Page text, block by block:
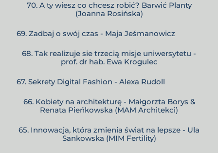
70. A ty wiesz co chcesz robić? Barwić Planty
(Joanna Rosińska)
69. Zadbaj o swój czas - Maja Jeśmanowicz
68. Tak realizuje sie trzecią misje uniwersytetu -
prof. dr hab. Ewa Krogulec
67. Sekrety Digital Fashion - Alexa Rudoll
66. Kobiety na architekturę - Małgorzta Borys &
Renata Pieńkowska (MAM Architekci)
65. Innowacja, która zmienia świat na lepsze - Ula
Sankowska (MIM Fertility)